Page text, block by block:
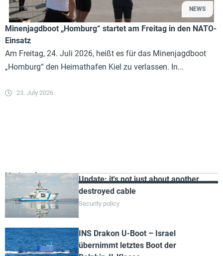
NEWS
Minenjagdboot „Homburg“ startet am Freitag in den NATO-
Einsatz
Am Freitag, 24. Juli 2026, heißt es für das Minenjagdboot
„Homburg“ den Heimathafen Kiel zu verlassen. In...
23. July 2026
Most read
Update: it's not just about another
destroyed cable
Security policy
INS Drakon U-Boot – Israel
übernimmt letztes Boot der